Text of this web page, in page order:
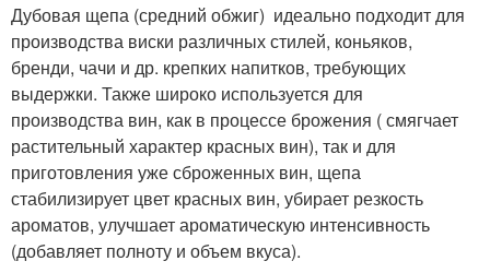
Дубовая щепа (средний обжиг) идеально подходит для
производства виски различных стилей, коньяков,
бренди, чачи и др. крепких напитков, требующих
выдержки. Также широко используется для
производства вин, как в процессе брожения ( смягчает
растительный характер красных вин), так и для
приготовления уже сброженных вин, щепа
стабилизирует цвет красных вин, убирает резкость
ароматов, улучшает ароматическую интенсивность
(добавляет полноту и объем вкуса).